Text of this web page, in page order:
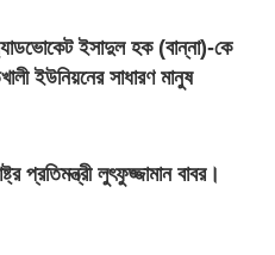
ইসাদুল হক (বান্না)-কে
ইউনিয়নের সাধারণ মানুষ
প্রতিমন্ত্রী লুৎফুজ্জামান বাবর।